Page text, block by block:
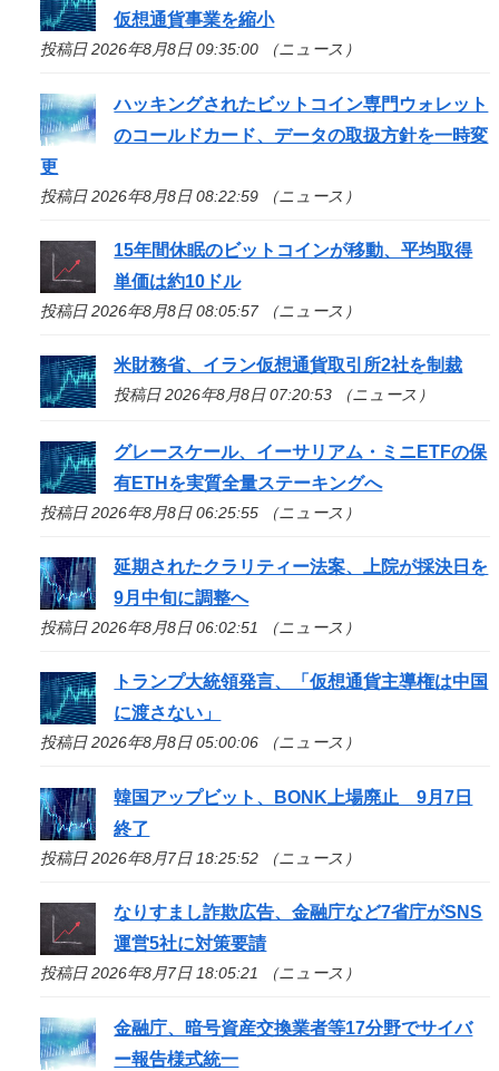
仮想通貨事業を縮小
投稿日 2026年8月8日 09:35:00 （ニュース）
ハッキングされたビットコイン専門ウォレット
のコールドカード、データの取扱方針を一時変
更
投稿日 2026年8月8日 08:22:59 （ニュース）
15年間休眠のビットコインが移動、平均取得
単価は約10ドル
投稿日 2026年8月8日 08:05:57 （ニュース）
米財務省、イラン仮想通貨取引所2社を制裁
投稿日 2026年8月8日 07:20:53 （ニュース）
グレースケール、イーサリアム・ミニETFの保
有ETHを実質全量ステーキングへ
投稿日 2026年8月8日 06:25:55 （ニュース）
延期されたクラリティー法案、上院が採決日を
9月中旬に調整へ
投稿日 2026年8月8日 06:02:51 （ニュース）
トランプ大統領発言、「仮想通貨主導権は中国
に渡さない」
投稿日 2026年8月8日 05:00:06 （ニュース）
韓国アップビット、BONK上場廃止 9月7日
終了
投稿日 2026年8月7日 18:25:52 （ニュース）
なりすまし詐欺広告、金融庁など7省庁がSNS
運営5社に対策要請
投稿日 2026年8月7日 18:05:21 （ニュース）
金融庁、暗号資産交換業者等17分野でサイバ
ー報告様式統一